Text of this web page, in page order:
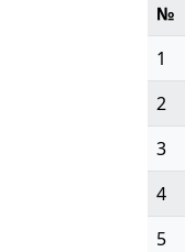
№
1
2
3
4
5